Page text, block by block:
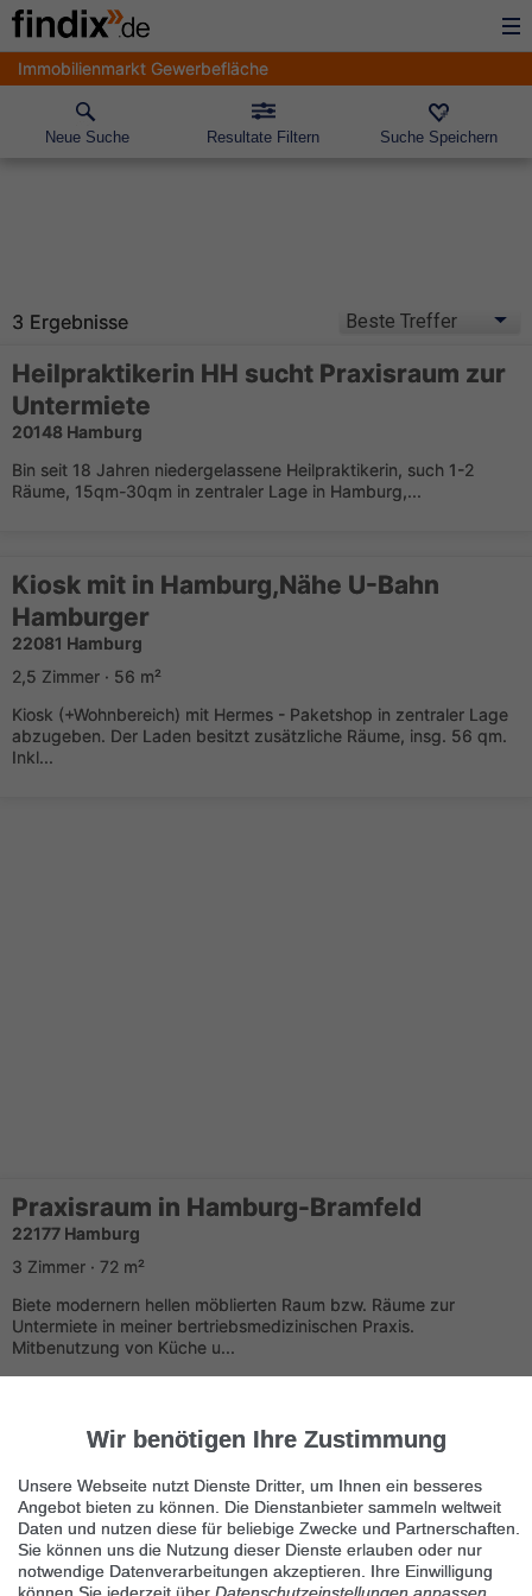
Immobilienmarkt Gewerbefläche
Neue Suche Resultate Filtern Suche Speichern
3 Ergebnisse
Heilpraktikerin HH sucht Praxisraum zur
Untermiete
20148 Hamburg
Bin seit 18 Jahren niedergelassene Heilpraktikerin, such 1-2
Räume, 15qm-30qm in zentraler Lage in Hamburg,...
Kiosk mit in Hamburg,Nähe U-Bahn
Hamburger
22081 Hamburg
2,5 Zimmer · 56 m²
Kiosk (+Wohnbereich) mit Hermes - Paketshop in zentraler Lage
abzugeben. Der Laden besitzt zusätzliche Räume, insg. 56 qm.
Inkl...
Praxisraum in Hamburg-Bramfeld
22177 Hamburg
3 Zimmer · 72 m²
Biete modernern hellen möblierten Raum bzw. Räume zur
Untermiete in meiner bertriebsmedizinischen Praxis.
Mitbenutzung von Küche u...
Ähnliche Suchbegriffe
Wir benötigen Ihre Zustimmung
Unsere Webseite nutzt Dienste Dritter, um Ihnen ein besseres
Angebot bieten zu können. Die Dienstanbieter sammeln weltweit
Daten und nutzen diese für beliebige Zwecke und Partnerschaften.
Sie können uns die Nutzung dieser Dienste erlauben oder nur
notwendige Datenverarbeitungen akzeptieren. Ihre Einwilligung